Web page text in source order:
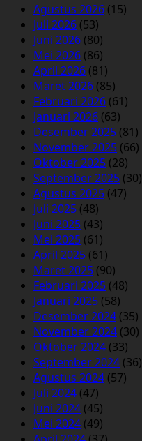
Agustus 2026 (15)
Juli 2026 (53)
Juni 2026 (80)
Mei 2026 (86)
April 2026 (81)
Maret 2026 (85)
Februari 2026 (61)
Januari 2026 (63)
Desember 2025 (81)
November 2025 (66)
Oktober 2025 (28)
September 2025 (30)
Agustus 2025 (47)
Juli 2025 (48)
Juni 2025 (43)
Mei 2025 (61)
April 2025 (61)
Maret 2025 (90)
Februari 2025 (48)
Januari 2025 (58)
Desember 2024 (35)
November 2024 (30)
Oktober 2024 (33)
September 2024 (36)
Agustus 2024 (57)
Juli 2024 (47)
Juni 2024 (45)
Mei 2024 (49)